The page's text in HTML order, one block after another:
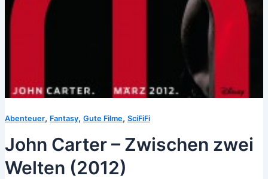
Abenteuer, Fantasy, Gute Filme, SciFiFi
John Carter – Zwischen zwei
Welten (2012)